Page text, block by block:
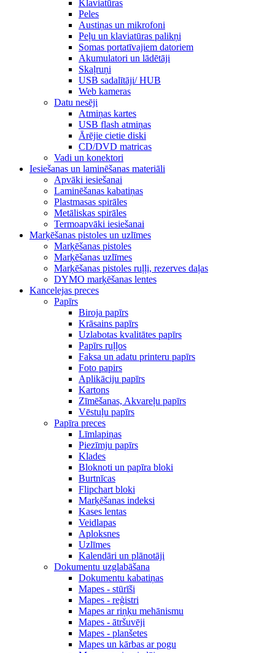
Klaviatūras
Peles
Austiņas un mikrofoni
Peļu un klaviatūras palikņi
Somas portatīvajiem datoriem
Akumulatori un lādētāji
Skaļruņi
USB sadalītāji/ HUB
Web kameras
Datu nesēji
Atmiņas kartes
USB flash atmiņas
Ārējie cietie diski
CD/DVD matricas
Vadi un konektori
Iesiešanas un laminēšanas materiāli
Apvāki iesiešanai
Laminēšanas kabatiņas
Plastmasas spirāles
Metāliskas spirāles
Termoapvāki iesiešanai
Marķēšanas pistoles un uzlīmes
Marķēšanas pistoles
Marķēšanas uzlīmes
Marķēšanas pistoles ruļļi, rezerves daļas
DYMO marķēšanas lentes
Kancelejas preces
Papīrs
Biroja papīrs
Krāsains papīrs
Uzlabotas kvalitātes papīrs
Papīrs ruļļos
Faksa un adatu printeru papīrs
Foto papirs
Aplikāciju papīrs
Kartons
Zīmēšanas, Akvareļu papīrs
Vēstuļu papīrs
Papīra preces
Līmlapiņas
Piezīmju papīrs
Klades
Bloknoti un papīra bloki
Burtnīcas
Flipchart bloki
Marķēšanas indeksi
Kases lentas
Veidlapas
Aploksnes
Uzlīmes
Kalendāri un plānotāji
Dokumentu uzglabāšana
Dokumentu kabatiņas
Mapes - stūrīši
Mapes - reģistri
Mapes ar riņķu mehānismu
Mapes - ātršuvēji
Mapes - planšetes
Mapes un kārbas ar pogu